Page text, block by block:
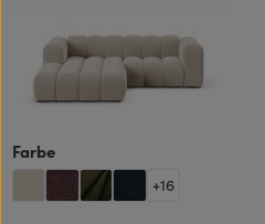
Farbeauswählen
+16